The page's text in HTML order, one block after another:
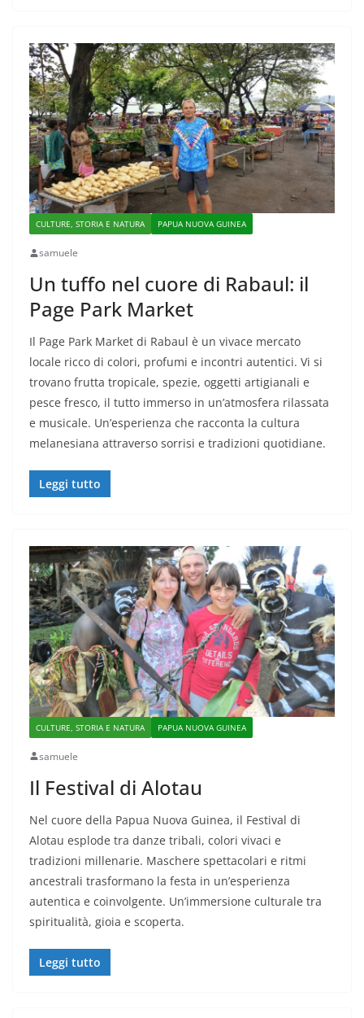
CULTURE, STORIA E NATURA PAPUA NUOVA GUINEA
samuele
Un tuffo nel cuore di Rabaul: il
Page Park Market
Il Page Park Market di Rabaul è un vivace mercato
locale ricco di colori, profumi e incontri autentici. Vi si
trovano frutta tropicale, spezie, oggetti artigianali e
pesce fresco, il tutto immerso in un’atmosfera rilassata
e musicale. Un’esperienza che racconta la cultura
melanesiana attraverso sorrisi e tradizioni quotidiane.
Leggi tutto
CULTURE, STORIA E NATURA PAPUA NUOVA GUINEA
samuele
Il Festival di Alotau
Nel cuore della Papua Nuova Guinea, il Festival di
Alotau esplode tra danze tribali, colori vivaci e
tradizioni millenarie. Maschere spettacolari e ritmi
ancestrali trasformano la festa in un’esperienza
autentica e coinvolgente. Un’immersione culturale tra
spiritualità, gioia e scoperta.
Leggi tutto